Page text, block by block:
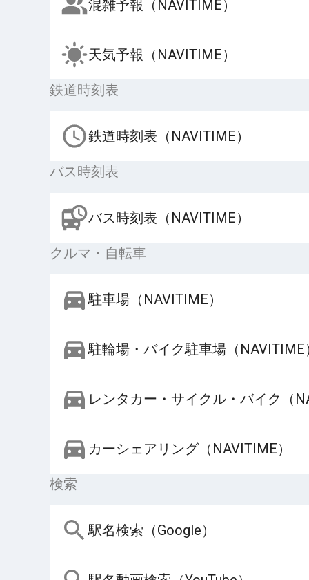
混雑予報（NAVITIME）
天気予報（NAVITIME）
鉄道時刻表
鉄道時刻表（NAVITIME）
バス時刻表
バス時刻表（NAVITIME）
クルマ・自転車
駐車場（NAVITIME）
駐輪場・バイク駐車場（NAVITIME
レンタカー・サイクル・バイク（
カーシェアリング（NAVITIME）
検索
駅名検索（Google）